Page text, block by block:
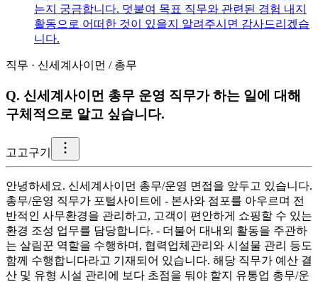
는지 궁금합니다. 덧붙여 목표 직무와 관련된 경험 내지
활동으로 어떠한 것이 있을지 알려주시면 감사드리겠습
니다.
직무 · 신세계사이먼 / 총무
Q. 신세계사이먼 총무 운영 직무가 하는 일에 대해
구체적으로 알고 싶습니다.
고 고구기
안녕하세요. 신세계사이먼 총무/운영 면접을 앞두고 있습니다.
총무/운영 직무가 포털사이트에 - 본사와 점포를 아우르며 전
반적인 사무환경을 관리하고, 고객이 편안하게 쇼핑할 수 있는
환경 조성 업무를 담당합니다. - 더불어 대내외 활동을 주관하
는 살림꾼 역할을 수행하며, 협력업체관리와 시설물 관리 등도
함께 수행합니다라고 기재되어 있습니다. 해당 직무가 예산 결
산 및 유형 시설 관리에 보다 초점을 둬야 할지 유통업 총무/운